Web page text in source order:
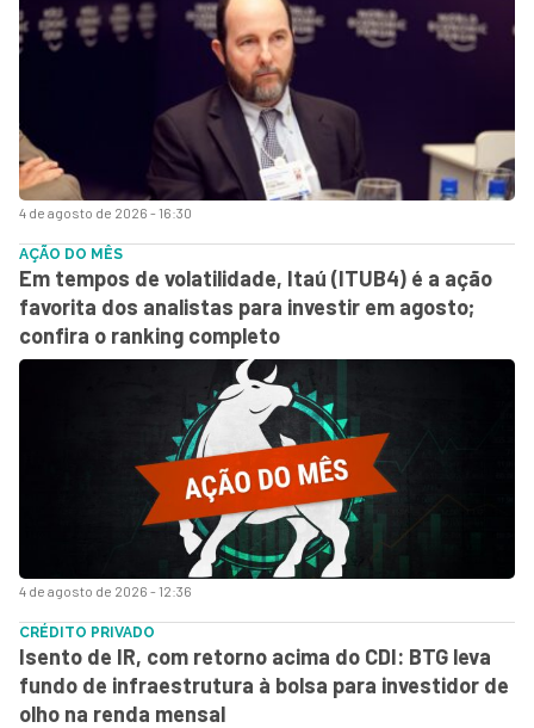
4 de agosto de 2026 - 16:30
4 de agosto de 2026 - 12:36
AÇÃO DO MÊS
Em tempos de volatilidade, Itaú (ITUB4) é a ação
favorita dos analistas para investir em agosto;
confira o ranking completo
CRÉDITO PRIVADO
Isento de IR, com retorno acima do CDI: BTG leva
fundo de infraestrutura à bolsa para investidor de
olho na renda mensal